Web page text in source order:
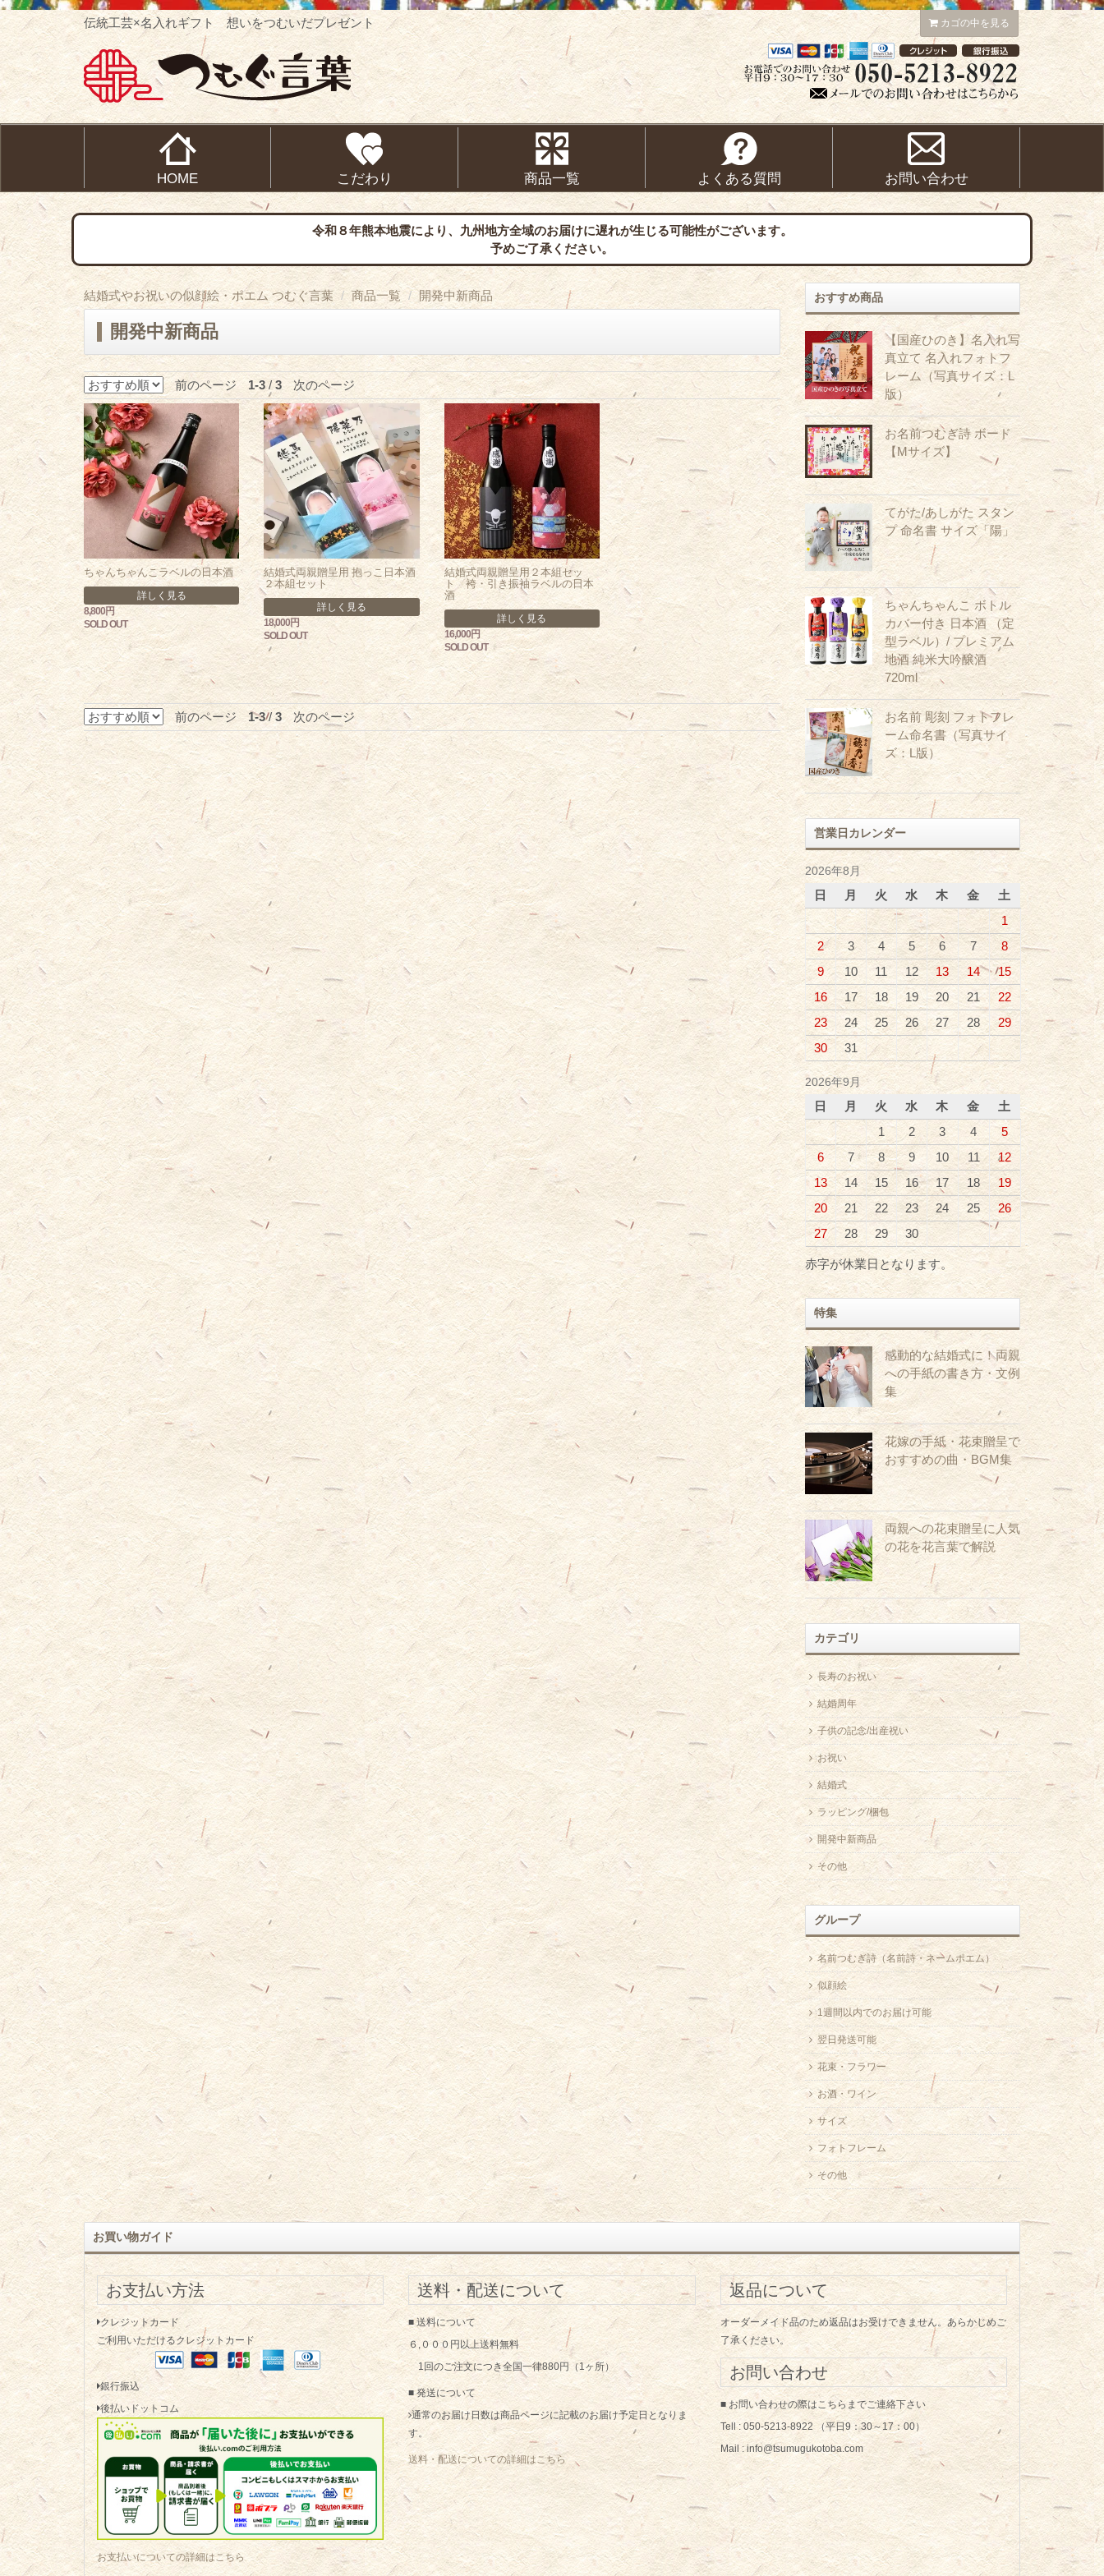
伝統工芸×名入れギフト 想いをつむいだプレゼント カゴの中を見る
HOME こだわり 商品一覧 よくある質問 お問い合わせ
令和８年熊本地震により、九州地方全域のお届けに遅れが生じる可能性がございます。
予めご了承ください。
結婚式やお祝いの似顔絵・ポエム つむぐ言葉 商品一覧 開発中新商品
開発中新商品
前のページ 1-3 / 3 次のページ
ちゃんちゃんこラベルの日本酒
詳しく見る
8,800円
SOLD OUT
結婚式両親贈呈用 抱っこ日本酒
２本組セット
詳しく見る
18,000円
SOLD OUT
結婚式両親贈呈用２本組セッ
ト 袴・引き振袖ラベルの日本
酒
詳しく見る
16,000円
SOLD OUT
前のページ 1-3/3 次のページ
おすすめ商品
【国産ひのき】名入れ写
真立て 名入れフォトフ
レーム（写真サイズ：L
版）
お名前つむぎ詩 ボード
【Mサイズ】
てがた/あしがた スタン
プ 命名書 サイズ「陽」
ちゃんちゃんこ ボトル
カバー付き 日本酒 （定
型ラベル）/ プレミアム
地酒 純米大吟醸酒
720ml
お名前 彫刻 フォトフレ
ーム命名書（写真サイ
ズ：L版）
営業日カレンダー
2026年8月
日 月 火 水 木 金
土
1
2
3 4 5 6 7
8
9
10 11 12 13 14
15
16
17 18 19 20 21
22
23
24 25 26 27 28
29
30
31
2026年9月
日 月 火 水 木 金
土
1
2 3 4
5
6
7 8 9 10 11
12
13
14 15 16 17 18
19
20
21 22 23 24 25
26
27
28 29 30
赤字が休業日となります。
特集
感動的な結婚式に！両親
への手紙の書き方・文例
集
花嫁の手紙・花束贈呈で
おすすめの曲・BGM集
両親への花束贈呈に人気
の花を花言葉で解説
カテゴリ
長寿のお祝い
結婚周年
子供の記念/出産祝い
お祝い
結婚式
ラッピング/梱包
開発中新商品
その他
グループ
名前つむぎ詩（名前詩・ネームポエム）
似顔絵
1週間以内でのお届け可能
翌日発送可能
花束・フラワー
お酒・ワイン
サイズ
フォトフレーム
その他
お買い物ガイド
お支払い方法
クレジットカード
ご利用いただけるクレジットカード
銀行振込
後払いドットコム
お支払いについての詳細はこちら
送料・配送について
■ 送料について
６,０００円以上送料無料
1回のご注文につき全国一律880円（1ヶ所）
■ 発送について
通常のお届け日数は商品ページに記載のお届け予定日となりま
す。
送料・配送についての詳細はこちら
返品について
オーダーメイド品のため返品はお受けできません。あらかじめご
了承ください。
お問い合わせ
■ お問い合わせの際はこちらまでご連絡下さい
Tell : 050-5213-8922 （平日9：30～17：00）
Mail : info@tsumugukotoba.com